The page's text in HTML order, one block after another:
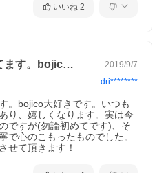
いいね 2
ます。bojic… 2019/9/7
dri********
。bojico大好きです。いつも
り、嬉しくなります。実は今
ですが(勿論初めてです)、そ
で心のこもったものでした。
せて頂きます！